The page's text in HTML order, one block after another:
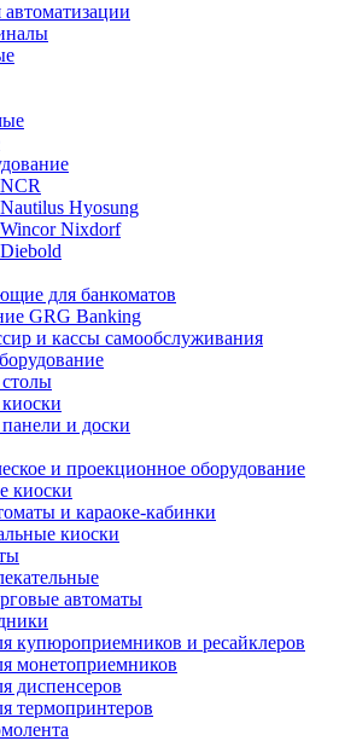
Hyosung
Nixdorf
для банкоматов
GRG Banking
и кассы самообслуживания
и доски
и проекционное оборудование
киоски
и караоке-кабинки
киоски
автоматы
купюроприемников и ресайклеров
монетоприемников
диспенсеров
термопринтеров